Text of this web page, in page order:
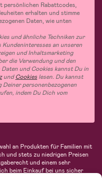
persönlichen Rabattcodes,
erhalten und stimme
Daten, wie unten
und ähnliche Techniken zur
an unseren
und Inhaltsmarketing
die Verwendung und den
und Cookies kannst Du in
undCookies lesen. Du kannst
personenbezogenen
indem Du Dich vom
an Produkten für Familien mit
und stets zu niedrigen Preisen
und einem sehr
beim Einkauf bei uns sicher